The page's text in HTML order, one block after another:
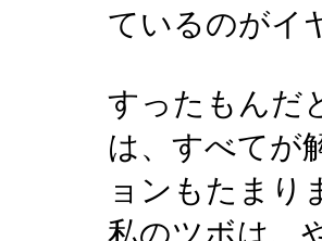
ているのがイ
すったもんだ
は、すべてが
ョンもたまり
私のツボは、